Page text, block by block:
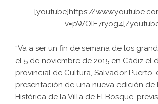
[youtube]https://
v=pWOlE7ryog4[/
“Va a ser un fin de semana de los
el 5 de noviembre de 2015 en Cádiz el
provincial de Cultura, Salvador Puerto,
presentación de una nueva edición de
Histórica de la Villa de El Bosque,